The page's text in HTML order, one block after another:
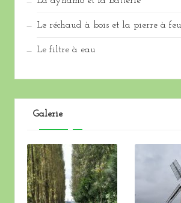
Le réchaud à bois et la pierre à
Le filtre à eau
Galerie